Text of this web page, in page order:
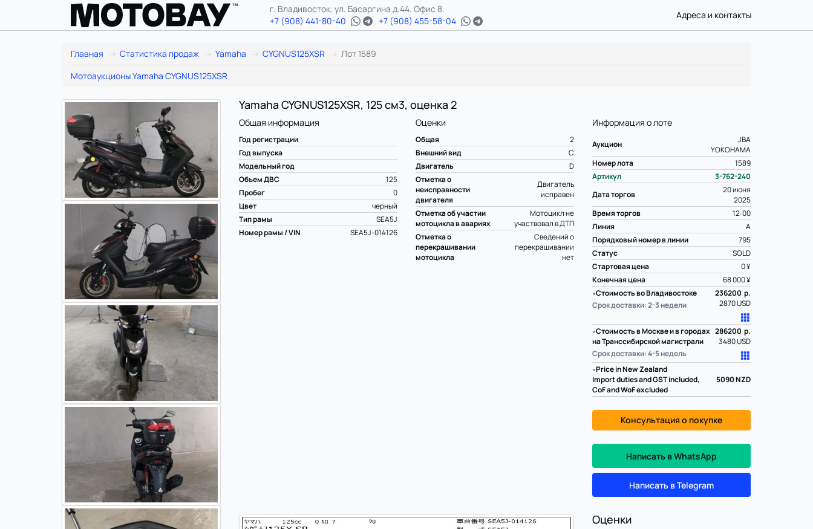
г. Владивосток, ул. Басаргина д.44. Офис 8.
+7 (908) 441-80-40
+7 (908) 455-58-04
Адреса и контакты
Главная Статистика продаж Yamaha CYGNUS125XSR
Лот 1589
Мотоаукционы Yamaha CYGNUS125XSR
Yamaha CYGNUS125XSR, 125 см3, оценка 2
Информация о лоте
Аукцион
JBA
YOKOHAMA
Номер лота
1589
Артикул
3-762-240
Дата торгов
20 июня
2025
Время торгов
12:00
Линия
A
Порядковый номер в линии
795
Статус
SOLD
Стартовая цена
0 ¥
Конечная цена
68 000 ¥
∗Стоимость во Владивостоке
Срок доставки: 2-3 недели
236200 р.
2870 USD
∗Стоимость в Москве и в городах
на Транссибирской магистрали
Срок доставки: 4-5 недель
286200 р.
3480 USD
∗Price in New Zealand
Import duties and GST included,
CoF and WoF excluded
5090NZD
Консультация о покупке
Написать в WhatsApp
Написать в Telegram
Общая информация
Год регистрации
Год выпуска
Модельный год
Объем ДВС
125
Пробег
0
Цвет
черный
Тип рамы
SEA5J
Номер рамы / VIN
SEA5J-014126
Оценки
Общая
2
Внешний вид
C
Двигатель
D
Отметка о
неисправности
двигателя
Двигатель
исправен
Отметка об участии
мотоцикла в авариях
Мотоцикл не
участвовал в ДТП
Отметка о
перекрашивании
мотоцикла
Сведений о
перекрашивании
нет
Оценки